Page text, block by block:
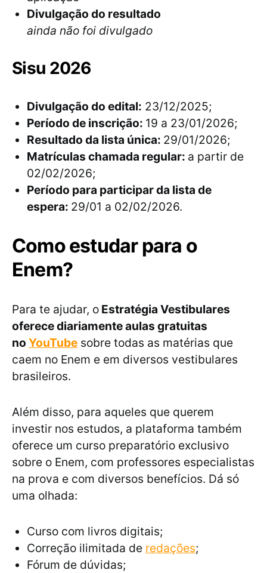
Divulgação do resultado
ainda não foi divulgado
Sisu 2026
Divulgação do edital: 23/12/2025;
Período de inscrição: 19 a 23/01/2026;
Resultado da lista única: 29/01/2026;
Matrículas chamada regular: a partir de
02/02/2026;
Período para participar da lista de
espera: 29/01 a 02/02/2026.
Como estudar para o
Enem?
Para te ajudar, o Estratégia Vestibulares
oferece diariamente aulas gratuitas
no YouTube sobre todas as matérias que
caem no Enem e em diversos vestibulares
brasileiros.
Além disso, para aqueles que querem
investir nos estudos, a plataforma também
oferece um curso preparatório exclusivo
sobre o Enem, com professores especialistas
na prova e com diversos benefícios. Dá só
uma olhada:
Curso com livros digitais;
Correção ilimitada de redações;
Fórum de dúvidas;